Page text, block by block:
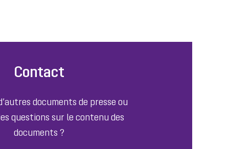
Contact
documents de presse ou
questions sur le contenu des
documents ?